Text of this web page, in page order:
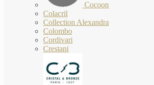
Cocoon
Colacril
Collection Alexandra
Colombo
Cordivari
Crestani